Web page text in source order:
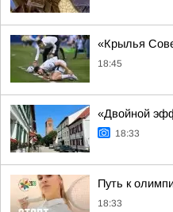
«Крылья
18:45
«Двойной
18:33
Путь к
18:33